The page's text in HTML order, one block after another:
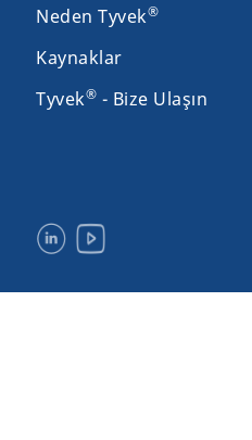
Neden Tyvek®
Kaynaklar
Tyvek® - Bize Ulaşın